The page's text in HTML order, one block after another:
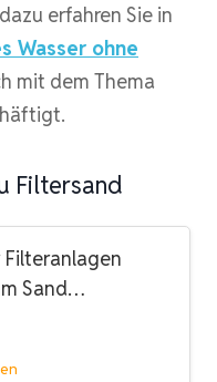
erfahren Sie in
Wasser ohne
mit dem Thema
Filtersand
Sand…